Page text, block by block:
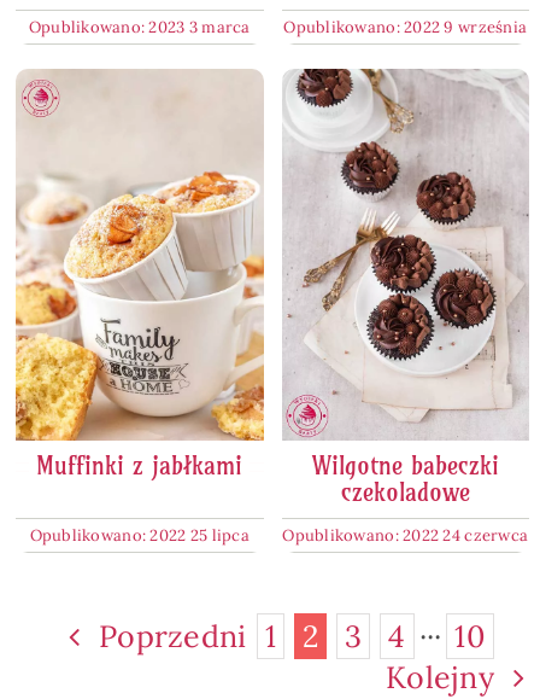
Opublikowano: 2023 3 marca Opublikowano: 2022 9 września
Muffinki z jabłkami
Opublikowano: 2022 25 lipca
Wilgotne babeczki
czekoladowe
Opublikowano: 2022 24 czerwca
Poprzedni 1 2 3 4 ··· 10
Kolejny